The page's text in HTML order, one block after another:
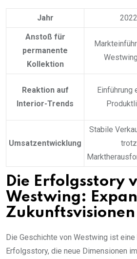
Jahr 2022
Anstoß für
permanente
Kollektion
Reaktion auf
Interior-Trends
Einführung
Umsatzentwicklung
Stabile
trotz
Die Erfolgsstory
Westwing:
Zukunftsvisionen
Die Geschichte von Westwing ist
Erfolgsstory, die neue Dimensionen